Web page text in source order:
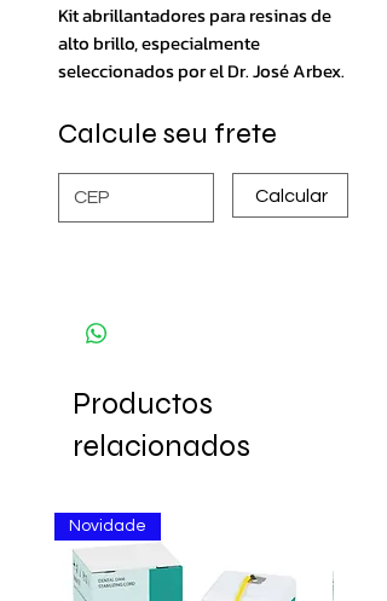
Kit abrillantadores para resinas de
alto brillo, especialmente
seleccionados por el Dr. José Arbex.
Calcule seu frete
Calcular
Productos
relacionados
Novidade